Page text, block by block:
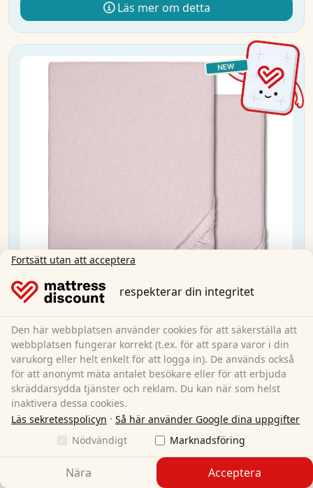
Läs mer om detta
Dubbelförpackning med underlakan
vinterfluffig rosa 90x190 - 100x200 cm
Storlek:
Material:
68 % bomull / 32 % polyester
389,00 kr
Fortsätt utan att acceptera
respekterar din integritet
Den här webbplatsen använder cookies för att säkerställa att
webbplatsen fungerar korrekt (t.ex. för att spara varor i din
varukorg eller helt enkelt för att logga in). De används också
för att anonymt mäta antalet besökare eller för att erbjuda
skräddarsydda tjänster och reklam. Du kan när som helst
inaktivera dessa cookies.
Läs sekretesspolicyn · Så här använder Google dina uppgifter
Nödvändigt
Marknadsföring
Nära Acceptera